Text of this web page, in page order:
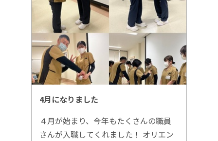
4月になりました
４月が始まり、今年もたくさんの職員
さんが入職してくれました！ オリエン